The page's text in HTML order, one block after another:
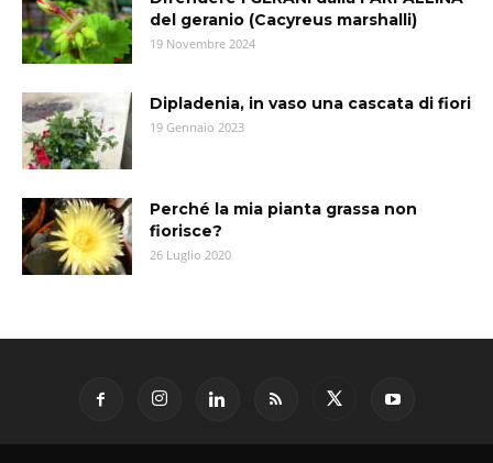
del geranio (Cacyreus marshalli)
19 Novembre 2024
Dipladenia, in vaso una cascata di fiori
19 Gennaio 2023
Perché la mia pianta grassa non
fiorisce?
26 Luglio 2020